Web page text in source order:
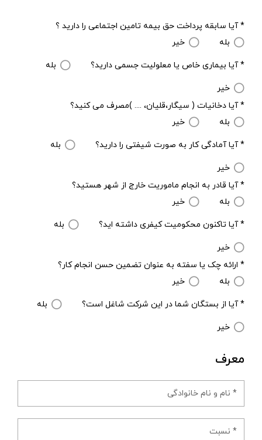
* آیا سابقه پرداخت حق بیمه تامین اجتماعی را دارید ؟
بله
خیر
* آیا بیماری خاص یا معلولیت جسمی دارید؟ بله
خیر
* آیا دخانیات ( سیگار،قلیان، .... )مصرف می کنید؟
بله
خیر
* آیا آمادگی کار به صورت شیفتی را دارید؟ بله
خیر
* آیا قادر به انجام ماموریت خارج از شهر هستید؟
بله
خیر
* آیا تاکنون محکومیت کیفری داشته اید؟ بله
خیر
* ارائه چک یا سفته به عنوان تضمین حسن انجام کار؟
بله
خیر
* آیا از بستگان شما در این شرکت شاغل است؟ بله
خیر
معرف